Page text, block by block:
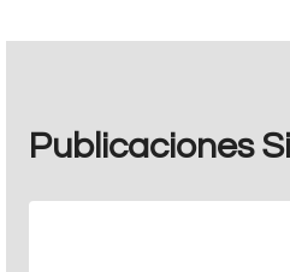
Publicaciones